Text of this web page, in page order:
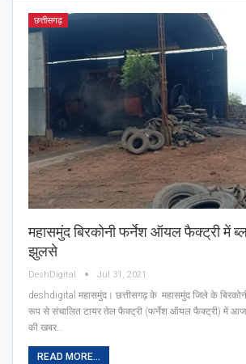
छत्तीसगढ़
महासमुंद बिरकोनी फर्नेश ऑयल फैक्ट्री में
झुलसे
DeshDigital Jul 31, 2021
deshdigital महासमुंद। छत्तीसगढ़ के महासमुंद जिले के
रूप से संचालित टायर तेल फैक्ट्री (फर्नेश ऑयल फैक्ट्री) में आज
की खबर…
READ MORE...